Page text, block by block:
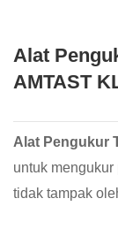
Alat
AMTAST
Alat Pengukur
untuk mengukur
tidak tampak